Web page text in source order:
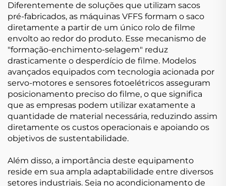
Diferentemente de soluções que utilizam sacos
pré-fabricados, as máquinas VFFS formam o saco
diretamente a partir de um único rolo de filme
envolto ao redor do produto. Esse mecanismo de
"formação-enchimento-selagem" reduz
drasticamente o desperdício de filme. Modelos
avançados equipados com tecnologia acionada por
servo-motores e sensores fotoelétricos asseguram
posicionamento preciso do filme, o que significa
que as empresas podem utilizar exatamente a
quantidade de material necessária, reduzindo assim
diretamente os custos operacionais e apoiando os
objetivos de sustentabilidade.
Além disso, a importância deste equipamento
reside em sua ampla adaptabilidade entre diversos
setores industriais. Seja no acondicionamento de